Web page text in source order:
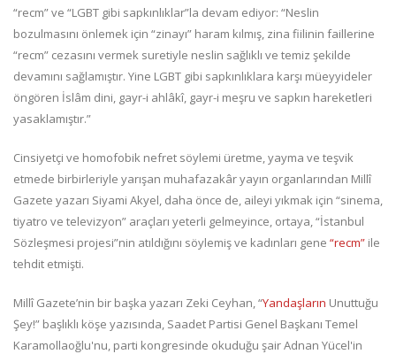
“recm” ve “LGBT gibi sapkınlıklar”la devam ediyor: “Neslin
bozulmasını önlemek için “zinayı” haram kılmış, zina fiilinin faillerine
“recm” cezasını vermek suretiyle neslin sağlıklı ve temiz şekilde
devamını sağlamıştır. Yine LGBT gibi sapkınlıklara karşı müeyyideler
öngören İslâm dini, gayr-i ahlâkî, gayr-i meşru ve sapkın hareketleri
yasaklamıştır.”
Cinsiyetçi ve homofobik nefret söylemi üretme, yayma ve teşvik
etmede birbirleriyle yarışan muhafazakâr yayın organlarından Millî
Gazete yazarı Siyami Akyel, daha önce de, aileyi yıkmak için “sinema,
tiyatro ve televizyon” araçları yeterli gelmeyince, ortaya, “İstanbul
Sözleşmesi projesi”nin atıldığını söylemiş ve kadınları gene “recm” ile
tehdit etmişti.
Millî Gazete’nin bir başka yazarı Zeki Ceyhan, “Yandaşların Unuttuğu
Şey!” başlıklı köşe yazısında, Saadet Partisi Genel Başkanı Temel
Karamollaoğlu'nu, parti kongresinde okuduğu şair Adnan Yücel'in